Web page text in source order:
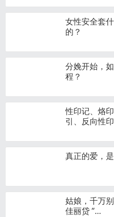
女性安全套
的？
分娩开始，
程？
性印记、烙
引、反向性
真正的爱，
姑娘，千万别
佳丽贷 ”…